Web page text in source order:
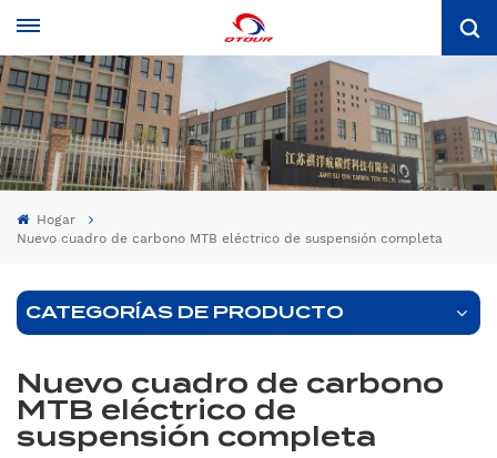
Hogar
Nuevo cuadro de carbono MTB eléctrico de suspensión completa
CATEGORÍAS DE PRODUCTO
Nuevo cuadro de carbono
MTB eléctrico de
suspensión completa